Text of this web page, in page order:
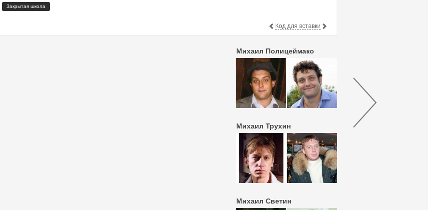
Закрытая школа
Код для вставки
Михаил Полицеймако
Михаил Трухин
Михаил Светин